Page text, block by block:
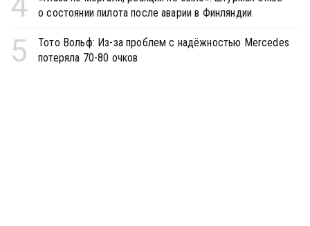
о состоянии пилота после аварии в Финляндии
5
Тото Вольф: Из-за проблем с надёжностью Mercedes
потеряла 70-80 очков